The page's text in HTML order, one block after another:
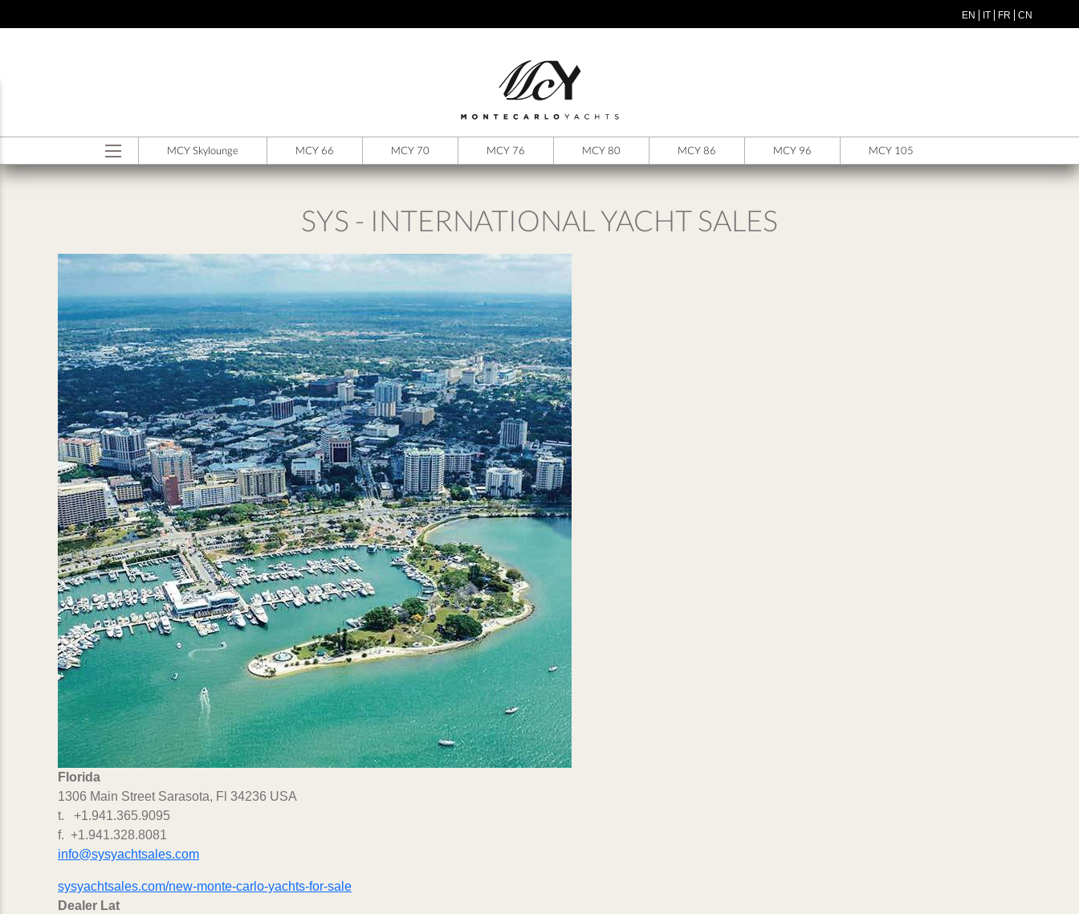
EN IT FR CN
MODEL MENU ITA MCY Skylounge MCY 66 MCY 70 MCY 76 MCY 80 MCY 86 MCY 96 MCY 105
SYS - INTERNATIONAL YACHT SALES
Florida
1306 Main Street Sarasota, Fl 34236 USA
t. +1.941.365.9095
f. +1.941.328.8081
info@sysyachtsales.com
sysyachtsales.com/new-monte-carlo-yachts-for-sale
Dealer Lat